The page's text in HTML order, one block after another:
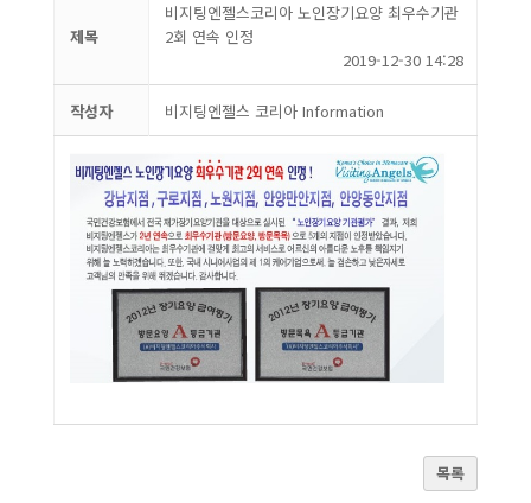
제목
비지팅엔젤스코리아 노인장기요양 최우수기관
2회 연속 인정
2019-12-30 14:28
작성자 비지팅엔젤스 코리아 Information
목록